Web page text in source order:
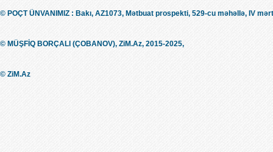
© POÇT ÜNVANIMIZ : Bakı, AZ1073, Mətbuat prospekti, 529-cu məhəllə, IV
© MÜŞFİQ BORÇALI (ÇOBANOV), ZiM.Az, 2015-2025,
© ZiM.Az